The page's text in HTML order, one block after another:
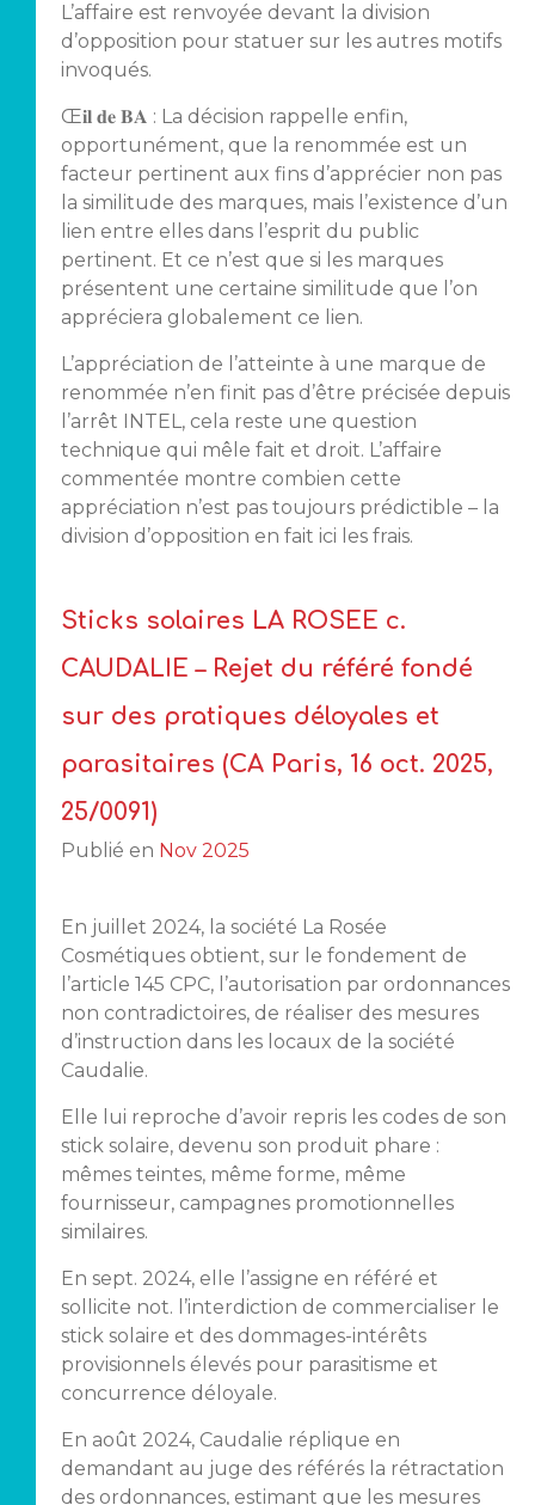
L’affaire est renvoyée devant la division
d’opposition pour statuer sur les autres motifs
invoqués.
Œ𝐢𝐥 𝐝𝐞 𝐁𝐀 : La décision rappelle enfin,
opportunément, que la renommée est un
facteur pertinent aux fins d’apprécier non pas
la similitude des marques, mais l’existence d’un
lien entre elles dans l’esprit du public
pertinent. Et ce n’est que si les marques
présentent une certaine similitude que l’on
appréciera globalement ce lien.
L’appréciation de l’atteinte à une marque de
renommée n’en finit pas d’être précisée depuis
l’arrêt INTEL, cela reste une question
technique qui mêle fait et droit. L’affaire
commentée montre combien cette
appréciation n’est pas toujours prédictible – la
division d’opposition en fait ici les frais.
Sticks solaires LA ROSEE c.
CAUDALIE – Rejet du référé fondé
sur des pratiques déloyales et
parasitaires (CA Paris, 16 oct. 2025,
25/0091)
Publié en Nov 2025
En juillet 2024, la société La Rosée
Cosmétiques obtient, sur le fondement de
l’article 145 CPC, l’autorisation par ordonnances
non contradictoires, de réaliser des mesures
d’instruction dans les locaux de la société
Caudalie.
Elle lui reproche d’avoir repris les codes de son
stick solaire, devenu son produit phare :
mêmes teintes, même forme, même
fournisseur, campagnes promotionnelles
similaires.
En sept. 2024, elle l’assigne en référé et
sollicite not. l’interdiction de commercialiser le
stick solaire et des dommages-intérêts
provisionnels élevés pour parasitisme et
concurrence déloyale.
En août 2024, Caudalie réplique en
demandant au juge des référés la rétractation
des ordonnances, estimant que les mesures